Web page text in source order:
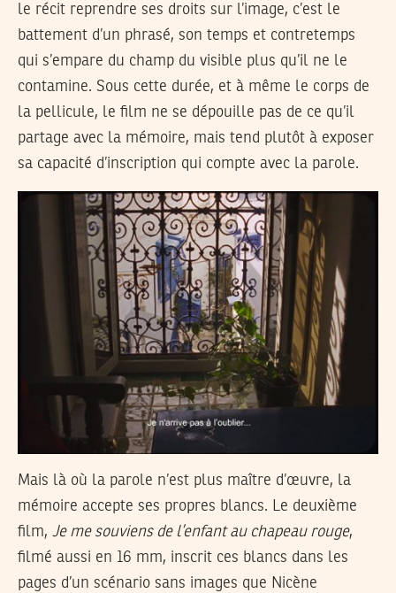
le récit reprendre ses droits sur l’image, c’est le
battement d’un phrasé, son temps et contretemps
qui s’empare du champ du visible plus qu’il ne le
contamine. Sous cette durée, et à même le corps de
la pellicule, le film ne se dépouille pas de ce qu’il
partage avec la mémoire, mais tend plutôt à exposer
sa capacité d’inscription qui compte avec la parole.
Mais là où la parole n’est plus maître d’œuvre, la
mémoire accepte ses propres blancs. Le deuxième
film, Je me souviens de l’enfant au chapeau rouge,
filmé aussi en 16 mm, inscrit ces blancs dans les
pages d’un scénario sans images que Nicène